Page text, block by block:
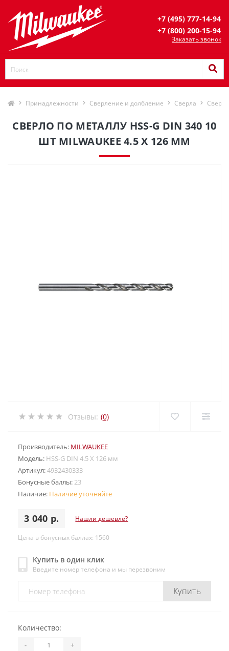
+7 (495) 777-14-94
+7 (800) 200-15-94
Заказать звонок
Принадлежности Сверление и долбление Сверла
СВЕРЛО ПО МЕТАЛЛУ HSS-G DIN 340 10
ШТ MILWAUKEE 4.5 X 126 ММ
Отзывы: (0)
Производитель: MILWAUKEE
Модель: HSS-G DIN 4.5 X 126 мм
Артикул:4932430333
Бонусные баллы:23
Наличие: Наличие уточняйте
3 040 р. Нашли дешевле?
Цена в бонусных баллах: 1560
Купить в один клик
Введите номер телефона и мы перезвоним
Купить
Количество:
- +